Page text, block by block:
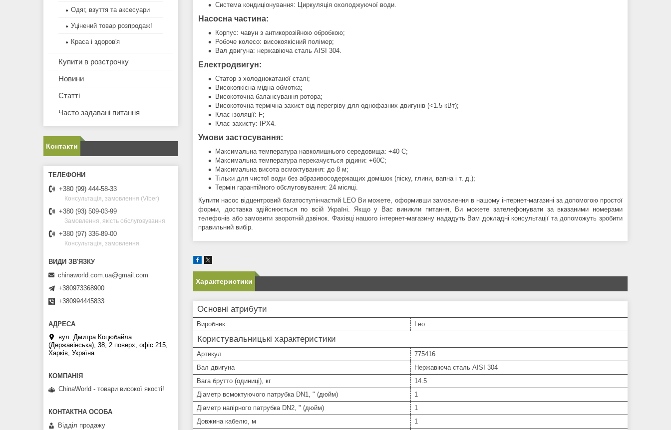
Система кондиціонування: Циркуляція охолоджуючої води.
Насосна частина:
Корпус: чавун з антикорозійною обробкою;
Робоче колесо: високоякісний полімер;
Вал двигуна: нержавіюча сталь AISI 304.
Електродвигун:
Статор з холоднокатаної сталі;
Високоякісна мідна обмотка;
Високоточна балансування ротора;
Високоточна термічна захист від перегріву для однофазних двигунів (<1.5 кВт);
Клас ізоляції: F;
Клас захисту: IPX4.
Умови застосування:
Максимальна температура навколишнього середовища: +40 С;
Максимальна температура перекачується рідини: +60С;
Максимальна висота всмоктування: до 8 м;
Тільки для чистої води без абразивосодержащих домішок (піску, глини, вапна і т. д.);
Термін гарантійного обслуговування: 24 місяці.
Купити насос відцентровий багатоступінчастий LEO Ви можете, оформивши замовлення в нашому інтернет-магазині за допомогою простої
форми, доставка здійснюється по всій Україні. Якщо у Вас виникли питання, Ви можете зателефонувати за вказаними номерами
телефонів або замовити зворотній дзвінок. Фахівці нашого інтернет-магазину нададуть Вам докладні консультації та допоможуть зробити
правильний вибір.
Характеристики
Основні атрибути
Виробник Leo
Користувальницькі характеристики
Артикул
775416
Вал двигуна
Нержавіюча сталь AISI 304
Вага брутто (одиниці), кг
14.5
Діаметр всмоктуючого патрубка DN1, " (дюйм)
1
Діаметр напірного патрубка DN2, " (дюйм)
1
Довжина кабелю, м
1
Одяг, взуття та аксесуари
Уцінений товар розпродаж!
Краса і здоров'я
Купити в розстрочку
Новини
Статті
Часто задавані питання
Контакти
+380 (99) 444-58-33
Консультація, замовлення (Viber)
+380 (93) 509-03-99
Замовлення, якість обслуговування
+380 (97) 336-89-00
Консультація, замовлення
chinaworld.com.ua@gmail.com
+380973368900
+380994445833
вул. Дмитра Коцюбайла
(Державінська), 38, 2 поверх, офіс 215,
Харків, Україна
ChinaWorld - товари високої якості!
Відділ продажу